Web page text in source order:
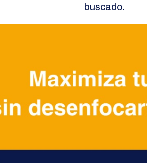
buscado.